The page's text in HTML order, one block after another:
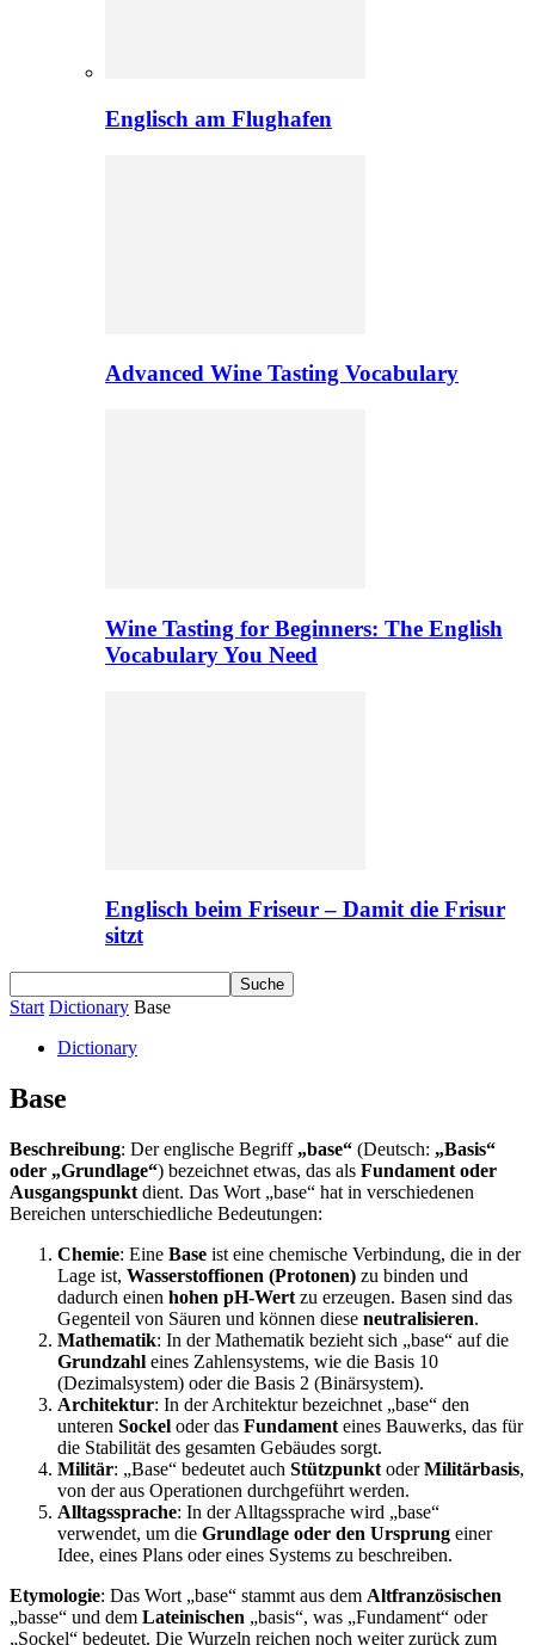
Englisch am Flughafen
Advanced Wine Tasting Vocabulary
Wine Tasting for Beginners: The English
Vocabulary You Need
Englisch beim Friseur – Damit die Frisur
sitzt
Start Dictionary Base
Dictionary
Base
Beschreibung: Der englische Begriff „base“ (Deutsch: „Basis“
oder „Grundlage“) bezeichnet etwas, das als Fundament oder
Ausgangspunkt dient. Das Wort „base“ hat in verschiedenen
Bereichen unterschiedliche Bedeutungen:
Chemie: Eine Base ist eine chemische Verbindung, die in der
Lage ist, Wasserstoffionen (Protonen) zu binden und
dadurch einen hohen pH-Wert zu erzeugen. Basen sind das
Gegenteil von Säuren und können diese neutralisieren.
Mathematik: In der Mathematik bezieht sich „base“ auf die
Grundzahl eines Zahlensystems, wie die Basis 10
(Dezimalsystem) oder die Basis 2 (Binärsystem).
Architektur: In der Architektur bezeichnet „base“ den
unteren Sockel oder das Fundament eines Bauwerks, das für
die Stabilität des gesamten Gebäudes sorgt.
Militär: „Base“ bedeutet auch Stützpunkt oderMilitärbasis,
von der aus Operationen durchgeführt werden.
Alltagssprache: In der Alltagssprache wird „base“
verwendet, um die Grundlage oder den Ursprung einer
Idee, eines Plans oder eines Systems zu beschreiben.
Etymologie: Das Wort „base“ stammt aus dem Altfranzösischen
„basse“ und dem Lateinischen „basis“, was „Fundament“ oder
„Sockel“ bedeutet. Die Wurzeln reichen noch weiter zurück zum